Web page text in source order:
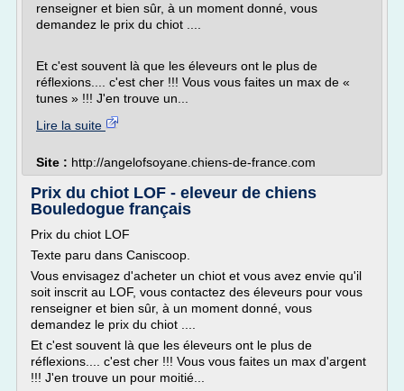
renseigner et bien sûr, à un moment donné, vous
demandez le prix du chiot ....
Et c'est souvent là que les éleveurs ont le plus de
réflexions.... c'est cher !!! Vous vous faites un max de «
tunes » !!! J'en trouve un...
Lire la suite
Site : http://angelofsoyane.chiens-de-france.com
Prix du chiot LOF - eleveur de chiens
Bouledogue français
Prix du chiot LOF
Texte paru dans Caniscoop.
Vous envisagez d'acheter un chiot et vous avez envie qu'il
soit inscrit au LOF, vous contactez des éleveurs pour vous
renseigner et bien sûr, à un moment donné, vous
demandez le prix du chiot ....
Et c'est souvent là que les éleveurs ont le plus de
réflexions.... c'est cher !!! Vous vous faites un max d'argent
!!! J'en trouve un pour moitié...